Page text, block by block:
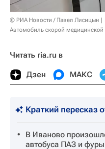
© РИА Новости / Павел Лисицын
Автомобиль скорой
Читать ria.ru в
Дзен МАКС
Краткий пересказ
В Иваново
автобуса ПАЗ и